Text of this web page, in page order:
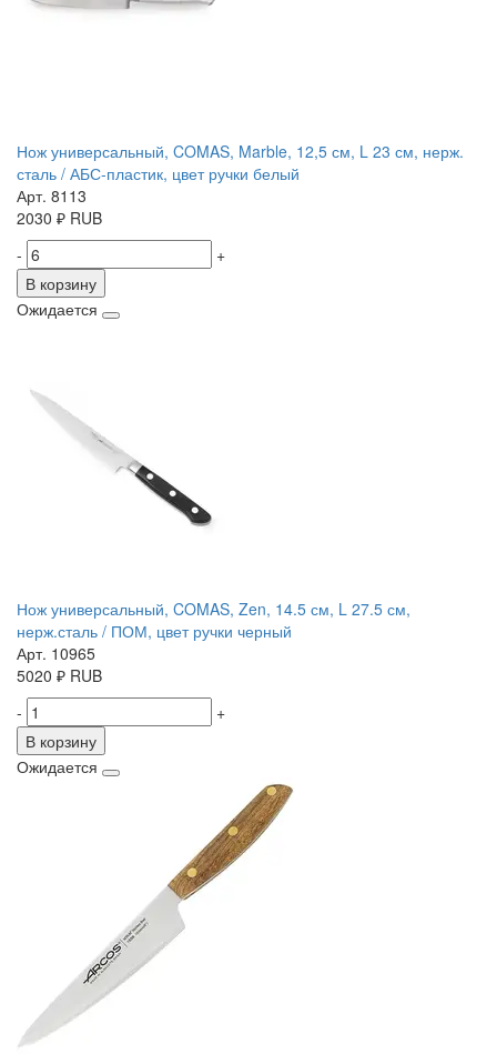
Нож универсальный, COMAS, Marble, 12,5 см, L 23 см, нерж.
сталь / АБС-пластик, цвет ручки белый
Арт. 8113
2030 ₽ RUB
-
+
В корзину
Ожидается
Нож универсальный, COMAS, Zen, 14.5 см, L 27.5 см,
нерж.сталь / ПОМ, цвет ручки черный
Арт. 10965
5020 ₽ RUB
-
+
В корзину
Ожидается